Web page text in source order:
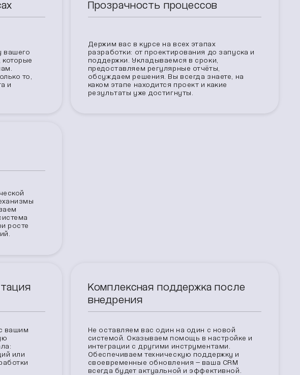
вашего
то,
и
Прозрачность процессов
Держим вас в курсе на всех этапах
разработки: от проектирования до запуска и
поддержки. Укладываемся в сроки,
предоставляем регулярные отчёты,
обсуждаем решения. Вы всегда знаете, на
каком этапе находится проект и какие
результаты уже достигнуты.
росте
вашим
или
Комплексная поддержка после
внедрения
Не оставляем вас один на один с новой
системой. Оказываем помощь в настройке и
интеграции с другими инструментами.
Обеспечиваем техническую поддержку и
своевременные обновления — ваша CRM
всегда будет актуальной и эффективной.